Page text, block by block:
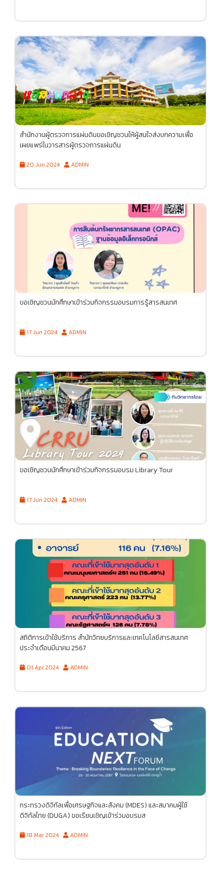
สำนักงานผู้ตรวจการแผ่นดินขอเชิญชวนให้ผู้สนใจส่งบทความเพื่อ
เผยแพร่ในวารสารผู้ตรวจการแผ่นดิน
20 Jun 2024 ADMIN
ขอเชิญชวนนักศึกษาเข้าร่วมกิจกรรมอบรมการรู้สารสนเทศ
17 Jun 2024 ADMIN
ขอเชิญชวนนักศึกษาเข้าร่วมกิจกรรมอบรม Library Tour
17 Jun 2024 ADMIN
สถิติการเข้าใช้บริการ สำนักวิทยบริการและเทคโนโลยีสารสนเทศ
ประจำเดือนมีนาคม 2567
01 Apr 2024 ADMIN
กระทรวงดิจิทัลเพื่อเศรษฐกิจและสังคม (MDES) และสมาคมผู้ใช้
ดิจิทัลไทย (DUGA) ขอเรียนเชิญเข้าร่วมอบรมส
18 Mar 2024 ADMIN